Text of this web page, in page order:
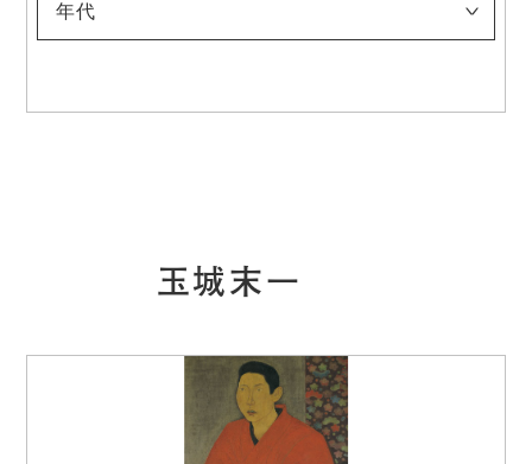
年代
玉城末一